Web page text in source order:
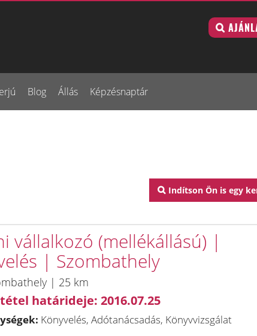
Blog Állás Képzésnaptár
Indítson Ön is egy
vállalkozó (mellékállású) |
| Szombathely
| 25 km
határideje: 2016.07.25
Könyvelés, Adótanácsadás, Könyvvizsgálat